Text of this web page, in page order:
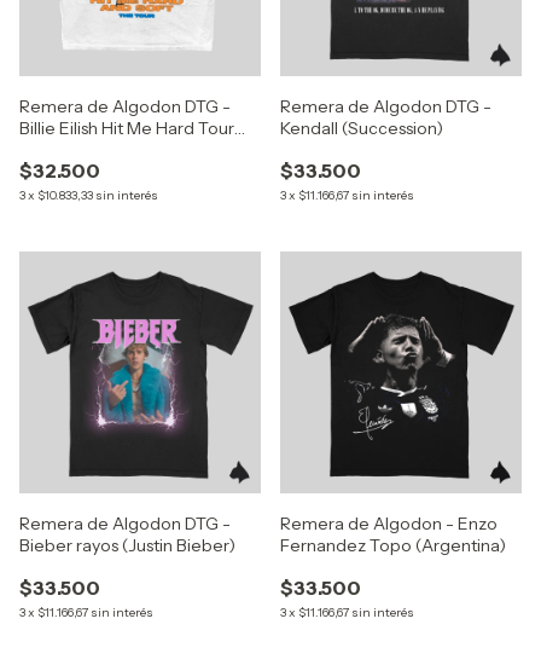
Remera de Algodon DTG -
Billie Eilish Hit Me Hard Tour
$32.500
3x $10.833,33 sin interés
Remera de Algodon DTG -
Kendall (Succession)
$33.500
3x $11.166,67 sin interés
Remera de Algodon DTG -
Bieber rayos (Justin Bieber)
$33.500
3x $11.166,67 sin interés
Remera de Algodon - Enzo
Fernandez Topo (Argentina)
$33.500
3x $11.166,67 sin interés